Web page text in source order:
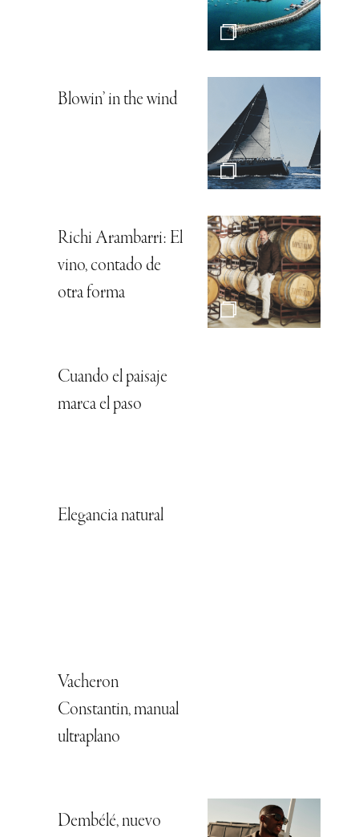
Blowin’ in the wind
Richi Arambarri: El
vino, contado de
otra forma
Cuando el paisaje
marca el paso
Elegancia natural
Vacheron
Constantin, manual
ultraplano
Dembélé, nuevo